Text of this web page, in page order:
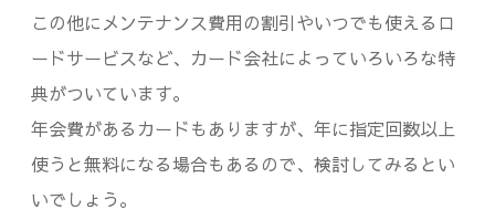
この他にメンテナンス費用の割引やいつでも使えるロ
ードサービスなど、カード会社によっていろいろな特
典がついています。
年会費があるカードもありますが、年に指定回数以上
使うと無料になる場合もあるので、検討してみるとい
いでしょう。